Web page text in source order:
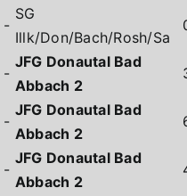
-
SG
Illk/Don/Bach/Rosh/Sa
-
JFG Donautal Bad
Abbach 2
-
JFG Donautal Bad
Abbach 2
-
JFG Donautal Bad
Abbach 2